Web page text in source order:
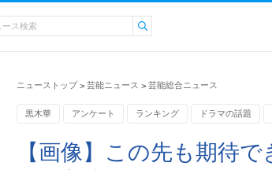
ニューストップ > 芸能ニュース > 芸能総合ニュース
黒木華 アンケート ランキング ドラマの話題
【画像】この先も期待